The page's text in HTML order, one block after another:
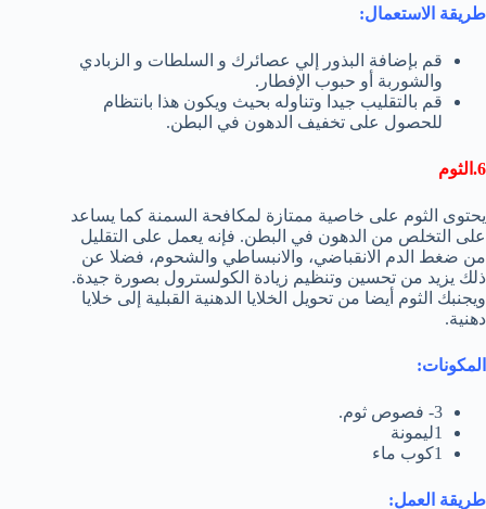
طريقة الاستعمال:
قم بإضافة البذور إلي عصائرك و السلطات و الزبادي
والشوربة أو حبوب الإفطار.
قم بالتقليب جيدا وتناوله بحيث ويكون هذا بانتظام
للحصول على تخفيف الدهون في البطن.
6.الثوم
يحتوى الثوم على خاصية ممتازة لمكافحة السمنة كما يساعد
على التخلص من الدهون في البطن. فإنه يعمل على التقليل
من ضغط الدم الانقباضي، والانبساطي والشحوم، فضلا عن
ذلك يزيد من تحسين وتنظيم زيادة الكولسترول بصورة جيدة.
ويجنبك الثوم أيضا من تحويل الخلايا الدهنية القبلية إلى خلايا
دهنية.
المكونات:
3- فصوص ثوم.
1ليمونة
1كوب ماء
طريقة العمل: